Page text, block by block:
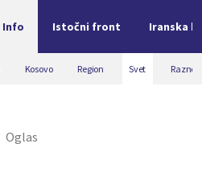
Info Istočni front Iranska
Kosovo Region Svet Razno